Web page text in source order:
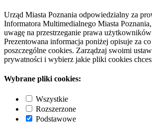
Urząd Miasta Poznania odpowiedzialny za
Informatora Multimedialnego Miasta
uwagę na przestrzeganie prawa
Prezentowana informacja poniżej opisuje za
poszczególne cookies. Zarządzaj swoimi
prywatności i wybierz jakie pliki cookies
Wybrane pliki cookies:
Wszystkie
Rozszerzone
Podstawowe